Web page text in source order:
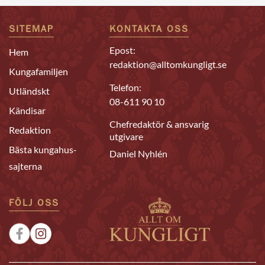
SITEMAP
Hem
Kungafamiljen
Utländskt
Kändisar
Redaktion
Bästa kungahus-
sajterna
KONTAKTA OSS
Epost:
redaktion@alltomkungligt.se
Telefon:
08-611 90 10
Chefredaktör & ansvarig
utgivare
Daniel Nyhlén
FÖLJ OSS